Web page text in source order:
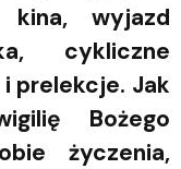
wyjazd
cykliczne
prelekcje. Jak
Bożego
życzenia,